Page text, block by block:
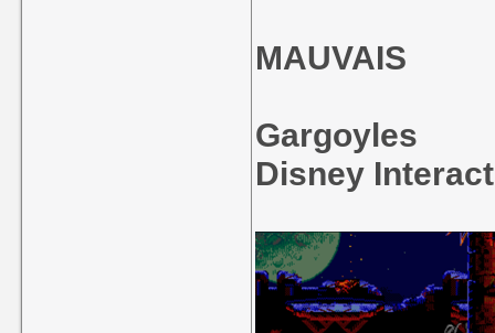
MAUVAIS
Gargoyles
Disney